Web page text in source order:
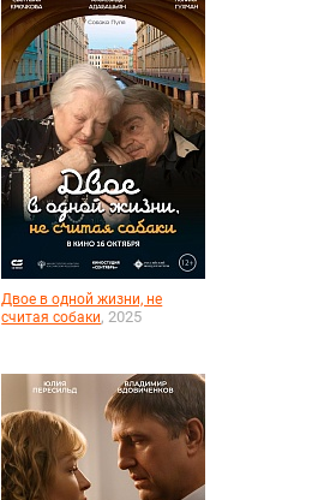
Двое в одной жизни, не
считая собаки, 2025